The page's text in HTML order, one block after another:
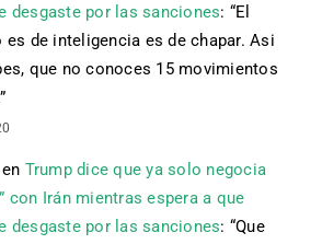
desgaste por las sanciones: “El
es de inteligencia es de chapar. Asi
que no conoces 15 movimientos
”
en Trump dice que ya solo negocia
con Irán mientras espera a que
desgaste por las sanciones: “Que